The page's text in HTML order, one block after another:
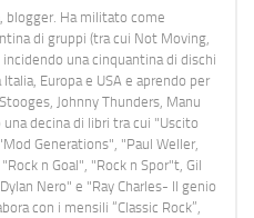
blogger. Ha militato come
di gruppi (tra cui Not Moving,
una cinquantina di dischi
Europa e USA e aprendo per
Johnny Thunders, Manu
decina di libri tra cui "Uscito
Generations", "Paul Weller,
n Goal", "Rock n Spor"t, Gil
Nero" e "Ray Charles- Il genio
con i mensili “Classic Rock”,